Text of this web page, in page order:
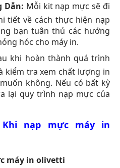
Dẫn: Mỗi kit nạp mực sẽ đi
tiết về cách thực hiện nạp
bạn tuân thủ các hướng
hóc cho máy in.
khi hoàn thành quá trình
kiểm tra xem chất lượng in
không. Nếu có bất kỳ
lại quy trình nạp mực của
nạp mực máy in
máy in olivetti